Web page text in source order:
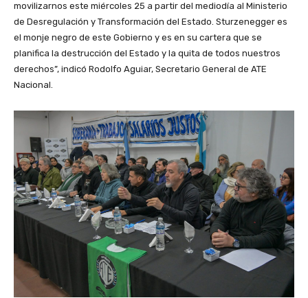
movilizarnos este miércoles 25 a partir del mediodía al Ministerio
de Desregulación y Transformación del Estado. Sturzenegger es
el monje negro de este Gobierno y es en su cartera que se
planifica la destrucción del Estado y la quita de todos nuestros
derechos”, indicó Rodolfo Aguiar, Secretario General de ATE
Nacional.